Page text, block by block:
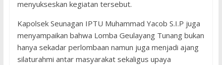
menyukseskan kegiatan tersebut.
Kapolsek Seunagan IPTU Muhammad Yacob S.I.P juga
menyampaikan bahwa Lomba Geulayang Tunang bukan
hanya sekadar perlombaan namun juga menjadi ajang
silaturahmi antar masyarakat sekaligus upaya